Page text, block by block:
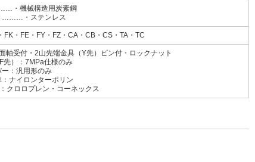
機械構造用炭素鋼
………・ステンレス
・FE・FY・FZ・CA・CB・CS・TA・TC
軸受付・2山先端金具（Y先）ピン付・ロックナット
先）：7MPa仕様のみ
ー：汎用形のみ
ンターポリン
レン・コーネックス